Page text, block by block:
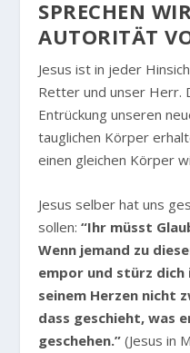
SPRECHEN
AUTORITÄT
Jesus ist in jeder
Retter und unser Herr.
Entrückung unseren
tauglichen Körper
einen gleichen Körper
Jesus selber hat uns
sollen:“Ihr müsst
Wenn jemand zu
empor und stürz dich
seinem Herzen nicht
dass geschieht, was
geschehen.” (Jesus in